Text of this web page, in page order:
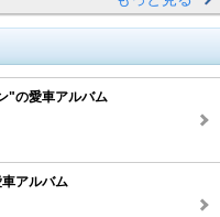
"の愛車アルバム
アルバム